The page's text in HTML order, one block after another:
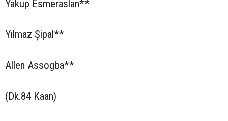
Yakup Esmeraslan**
Yılmaz Şipal**
Allen Assogba**
(Dk.84 Kaan)